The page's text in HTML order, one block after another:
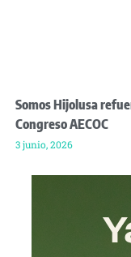
Somos Hijolusa
Congreso AECOC
3 junio, 2026